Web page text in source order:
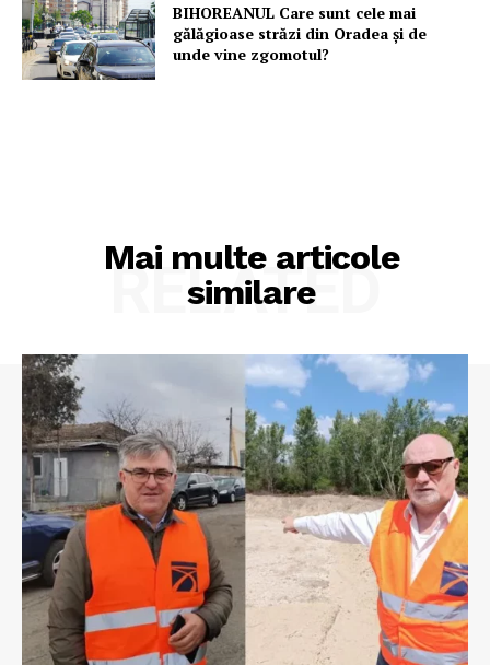
BIHOREANUL Care sunt cele mai
gălăgioase străzi din Oradea și de
unde vine zgomotul?
Mai multe articole
similare
RELATED